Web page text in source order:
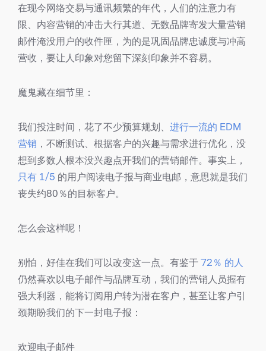
在现今网络交易与通讯频繁的年代，人们的注意力有
限、内容营销的冲击大行其道、无数品牌寄发大量营销
邮件淹没用户的收件匣，为的是巩固品牌忠诚度与冲高
营收，要让人印象对您留下深刻印象并不容易。
魔鬼藏在细节里：
我们投注时间，花了不少预算规划、 进行一流的 EDM
营销 ，不断测试、根据客户的兴趣与需求进行优化，没
想到多数人根本没兴趣点开我们的营销邮件。事实上，
只有 1/5 的用户阅读电子报与商业电邮，意思就是我们
丧失约80％的目标客户。
怎么会这样呢！
别怕，好佳在我们可以改变这一点。有鉴于 72％ 的人
仍然喜欢以电子邮件与品牌互动，我们的营销人员握有
强大利器，能将订阅用户转为潜在客户，甚至让客户引
颈期盼我们的下一封电子报：
欢迎电子邮件